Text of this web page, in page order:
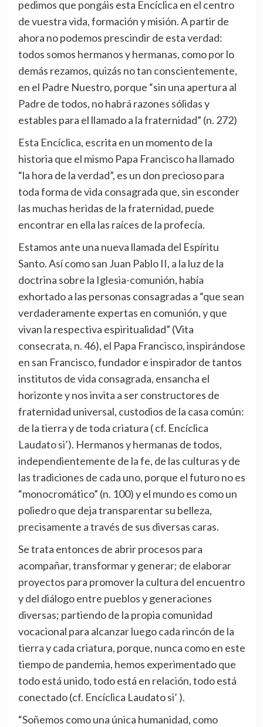
pedimos que pongáis esta Encíclica en el centro
de vuestra vida, formación y misión. A partir de
ahora no podemos prescindir de esta verdad:
todos somos hermanos y hermanas, como por lo
demás rezamos, quizás no tan conscientemente,
en el Padre Nuestro, porque “sin una apertura al
Padre de todos, no habrá razones sólidas y
estables para el llamado a la fraternidad” (n. 272)
Esta Encíclica, escrita en un momento de la
historia que el mismo Papa Francisco ha llamado
“la hora de la verdad”, es un don precioso para
toda forma de vida consagrada que, sin esconder
las muchas heridas de la fraternidad, puede
encontrar en ella las raíces de la profecía.
Estamos ante una nueva llamada del Espíritu
Santo. Así como san Juan Pablo II, a la luz de la
doctrina sobre la Iglesia-comunión, había
exhortado a las personas consagradas a “que sean
verdaderamente expertas en comunión, y que
vivan la respectiva espiritualidad” (Vita
consecrata, n. 46), el Papa Francisco, inspirándose
en san Francisco, fundador e inspirador de tantos
institutos de vida consagrada, ensancha el
horizonte y nos invita a ser constructores de
fraternidad universal, custodios de la casa común:
de la tierra y de toda criatura ( cf. Encíclica
Laudato si’). Hermanos y hermanas de todos,
independientemente de la fe, de las culturas y de
las tradiciones de cada uno, porque el futuro no es
“monocromático” (n. 100) y el mundo es como un
poliedro que deja transparentar su belleza,
precisamente a través de sus diversas caras.
Se trata entonces de abrir procesos para
acompañar, transformar y generar; de elaborar
proyectos para promover la cultura del encuentro
y del diálogo entre pueblos y generaciones
diversas; partiendo de la propia comunidad
vocacional para alcanzar luego cada rincón de la
tierra y cada criatura, porque, nunca como en este
tiempo de pandemia, hemos experimentado que
todo está unido, todo está en relación, todo está
conectado (cf. Encíclica Laudato si’ ).
“Soñemos como una única humanidad, como